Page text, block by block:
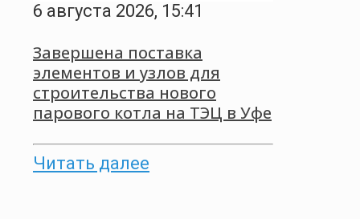
6 августа 2026, 15:41
Завершена поставка
элементов и узлов для
строительства нового
парового котла на ТЭЦ в Уфе
Читать далее